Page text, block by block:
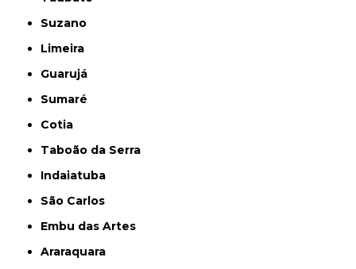
Suzano
Limeira
Guarujá
Sumaré
Cotia
Taboão da Serra
Indaiatuba
São Carlos
Embu das Artes
Araraquara